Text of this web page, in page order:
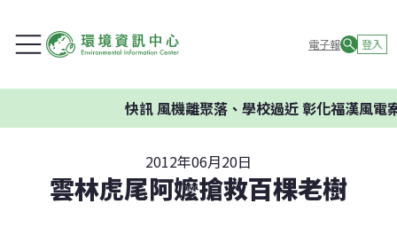
電子報 登入
快訊風機離聚落、學校過近 彰化福漢風電案
2012年06月20日
雲林虎尾阿嬤搶救百棵老樹